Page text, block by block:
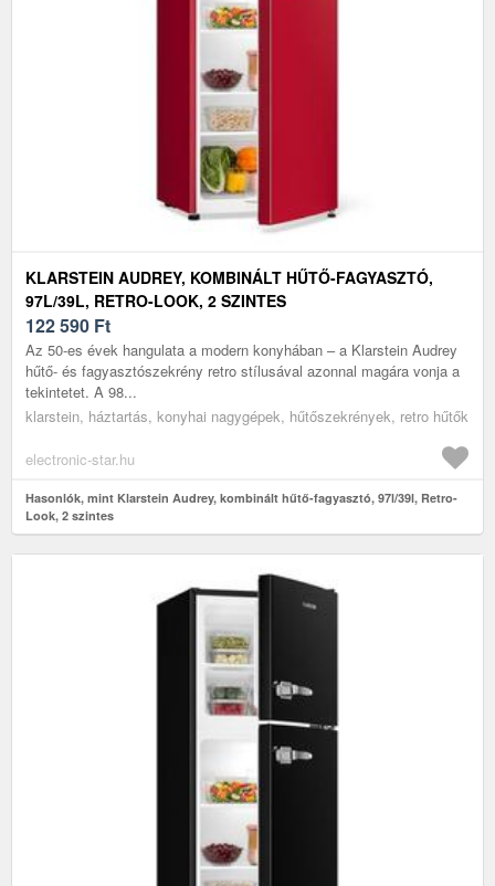
KLARSTEIN AUDREY, KOMBINÁLT HŰTŐ-FAGYASZTÓ,
97L/39L, RETRO-LOOK, 2 SZINTES
122 590 Ft
Az 50-es évek hangulata a modern konyhában – a Klarstein Audrey
hűtő- és fagyasztószekrény retro stílusával azonnal magára vonja a
tekintetet. A 98...
klarstein, háztartás, konyhai nagygépek, hűtőszekrények, retro hűtők
electronic-star.hu
Hasonlók, mint Klarstein Audrey, kombinált hűtő-fagyasztó, 97l/39l, Retro-
Look, 2 szintes